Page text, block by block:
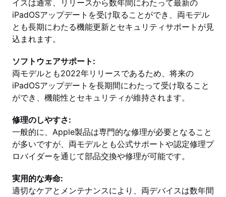
イスは通常、リリースから数年間にわたって最新の
iPadOSアップデートを受け取ることができ、両モデル
とも長期にわたる機能更新とセキュリティサポートが見
込まれます。
ソフトウェアサポート:
両モデルとも2022年リリースであるため、将来の
iPadOSアップデートを長期間にわたって受け取ること
ができ、機能性とセキュリティが維持されます。
修理のしやすさ:
一般的に、Apple製品は専門的な修理が必要となること
が多いですが、両モデルとも公式サポートや認定修理プ
ロバイダーを通じて部品交換や修理が可能です。
実用的な寿命:
適切なケアとメンテナンスにより、両デバイスは数年間